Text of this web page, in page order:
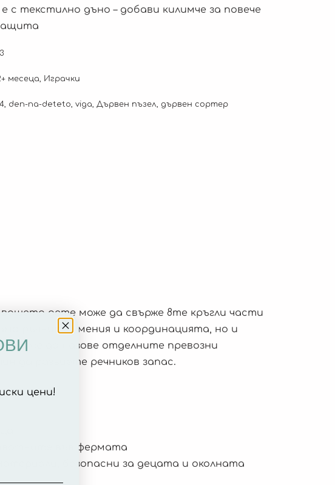
с текстилно дъно – добави килимче за повече
месеца Играчки
, den-na-deteto viga Дървен пъзел дървен сортер
дете може да свърже 8те кръгли части
ръчните умения и координацията, но и
може да назове отделните превозни
да развиете речников запас.
във фермата
безопасни за децата и околната
цени!